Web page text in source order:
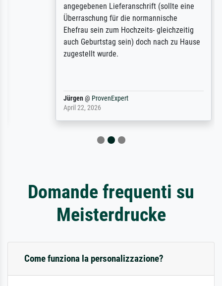
angegebenen Lieferanschrift (sollte eine
Überraschung für die normannische
Ehefrau sein zum Hochzeits- gleichzeitig
auch Geburtstag sein) doch nach zu Hause
zugestellt wurde.
@ProvenExpert
April 22, 2026
Domande frequenti su
Meisterdrucke
Come funziona la personalizzazione?